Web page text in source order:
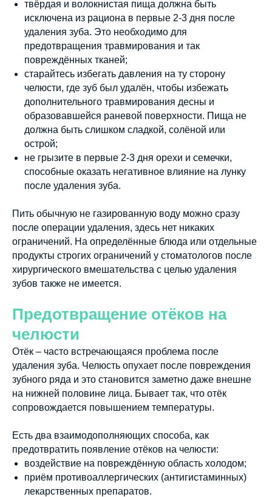
твёрдая и волокнистая пища должна быть
исключена из рациона в первые 2-3 дня после
удаления зуба. Это необходимо для
предотвращения травмирования и так
повреждённых тканей;
старайтесь избегать давления на ту сторону
челюсти, где зуб был удалён, чтобы избежать
дополнительного травмирования десны и
образовавшейся раневой поверхности. Пища не
должна быть слишком сладкой, солёной или
острой;
не грызите в первые 2-3 дня орехи и семечки,
способные оказать негативное влияние на лунку
после удаления зуба.
Пить обычную не газированную воду можно сразу
после операции удаления, здесь нет никаких
ограничений. На определённые блюда или отдельные
продукты строгих ограничений у стоматологов после
хирургического вмешательства с целью удаления
зубов также не имеется.
Предотвращение отёков на
челюсти
Отёк – часто встречающаяся проблема после
удаления зуба. Челюсть опухает после повреждения
зубного ряда и это становится заметно даже внешне
на нижней половине лица. Бывает так, что отёк
сопровождается повышением температуры.
Есть два взаимодополняющих способа, как
предотвратить появление отёков на челюсти:
воздействие на повреждённую область холодом;
приём противоаллергических (антигистаминных)
лекарственных препаратов.